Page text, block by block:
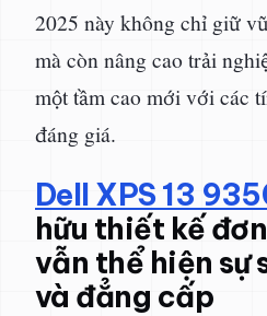
2025 này không chỉ giữ
mà còn nâng cao trải
một tầm cao mới với các
đáng giá.
Dell XPS 13
hữu thiết kế
vẫn thể hiện sự
và đẳng cấp